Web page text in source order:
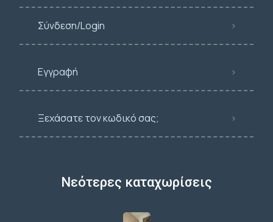
Σύνδεση/Login
Εγγραφή
Ξεχάσατε τον κωδικό σας;
Νεότερες καταχωρίσεις